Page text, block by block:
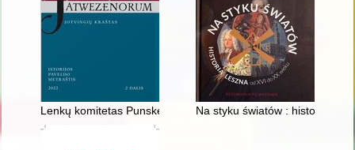
Lenkų komitetas Punske 1944 mNa styku światów : historia